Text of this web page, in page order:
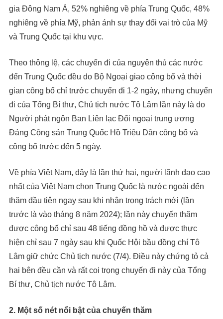
gia Đông Nam Á, 52% nghiêng về phía Trung Quốc, 48%
nghiêng về phía Mỹ, phản ánh sự thay đổi vai trò của Mỹ
và Trung Quốc tại khu vực.
Theo thông lệ, các chuyến đi của nguyên thủ các nước
đến Trung Quốc đều do Bộ Ngoại giao công bố và thời
gian công bố chỉ trước chuyến đi 1-2 ngày, nhưng chuyến
đi của Tổng Bí thư, Chủ tịch nước Tô Lâm lần này là do
Người phát ngôn Ban Liên lạc Đối ngoại trung ương
Đảng Cộng sản Trung Quốc Hồ Triệu Dân công bố và
công bố trước đến 5 ngày.
Về phía Việt Nam, đây là lần thứ hai, người lãnh đạo cao
nhất của Việt Nam chọn Trung Quốc là nước ngoài đến
thăm đầu tiên ngay sau khi nhận trọng trách mới (lần
trước là vào tháng 8 năm 2024); lần này chuyến thăm
được công bố chỉ sau 48 tiếng đồng hồ và được thực
hiện chỉ sau 7 ngày sau khi Quốc Hội bầu đồng chí Tô
Lâm giữ chức Chủ tịch nước (7/4). Điều này chứng tỏ cả
hai bên đều cần và rất coi trọng chuyến đi này của Tổng
Bí thư, Chủ tịch nước Tô Lâm.
2. Một số nét nổi bật của chuyến thăm